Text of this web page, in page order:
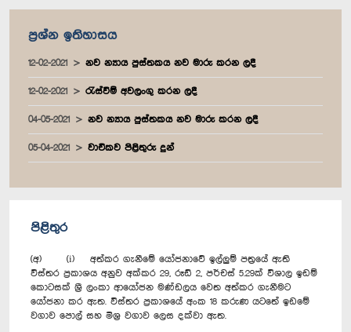
ප්‍රශ්න ඉතිහාසය
12-02-2021 නව න්‍යාය පුස්තකය නව මාරු කරන ලදී
12-02-2021 රැස්වීම් අවලංගු කරන ලදී
04-05-2021 නව න්‍යාය පුස්තකය නව මාරු කරන ලදී
05-04-2021 වාචිකව පිළිතුරු දුන්
පිළිතුර
(අ) (i) අත්කර ගැනීමේ යෝජනාවේ ඉල්ලුම් පත්‍රයේ ඇති
විස්තර ප්‍රකාශය අනුව අක්කර 29, රූඩ් 2, පර්චස් 5.29ක් විශාල ඉඩම්
කොටසක් ශ්‍රී ලංකා ආයෝජන මණ්ඩලය වෙත අත්කර ගැනීමට
යෝජනා කර ඇත. විස්තර ප්‍රකාශයේ අංක 18 කරුණ යටතේ ඉඩමේ
වගාව පොල් සහ මිශ්‍ර වගාව ලෙස දක්වා ඇත.